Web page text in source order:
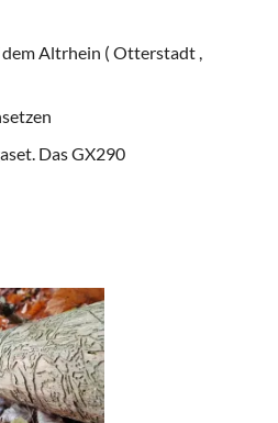
Altrhein ( Otterstadt ,
Das GX290